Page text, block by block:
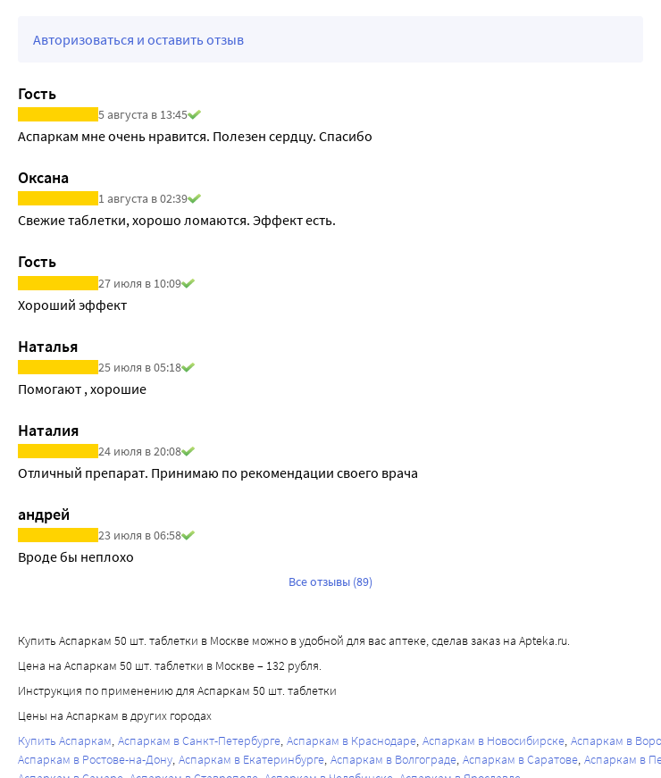
Авторизоваться и оставить отзыв
Гость
5 августа в 13:45
Аспаркам мне очень нравится. Полезен сердцу. Спасибо
Оксана
1 августа в 02:39
Свежие таблетки, хорошо ломаются. Эффект есть.
Гость
27 июля в 10:09
Хороший эффект
Наталья
25 июля в 05:18
Помогают , хорошие
Наталия
24 июля в 20:08
Отличный препарат. Принимаю по рекомендации своего врача
андрей
23 июля в 06:58
Вроде бы неплохо
Все отзывы (89)
Купить Аспаркам 50 шт. таблетки в Москве можно в удобной для вас аптеке, сделав заказ на Apteka.ru.
Цена на Аспаркам 50 шт. таблетки в Москве – 132 рубля.
Инструкция по применению для Аспаркам 50 шт. таблетки
Цены на Аспаркам в других городах
Купить Аспаркам Аспаркам в Санкт-Петербурге Аспаркам в Краснодаре Аспаркам в Новосибирске Аспаркам в
Аспаркам в Ростове-на-Дону Аспаркам в Екатеринбурге Аспаркам в Волгограде Аспаркам в Саратове Аспаркам в